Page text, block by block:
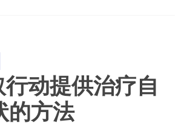
酰
氨
基
酚
之
行动提供治疗自
的方法